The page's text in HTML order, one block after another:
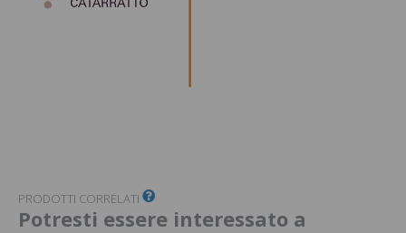
PRODOTTI CORRELATI
Potresti essere interessato a